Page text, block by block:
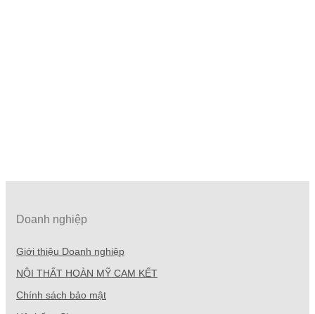
Doanh nghiệp
Giới thiệu Doanh nghiệp
NỘI THẤT HOÀN MỸ CAM KẾT
Chính sách bảo mật